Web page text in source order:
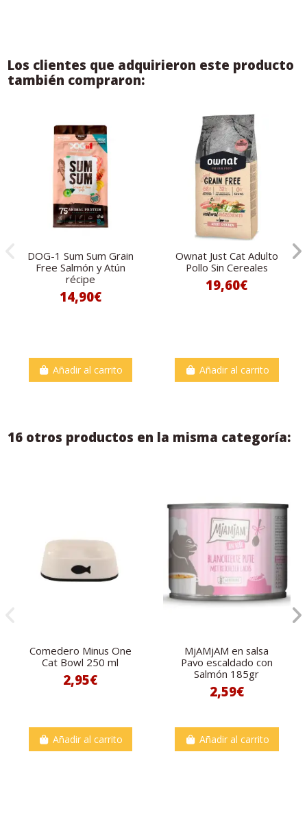
Los clientes que adquirieron este producto
también compraron:
DOG-1 Sum Sum Grain
Free Salmón y Atún
récipe
14,90€
Añadir al carrito
Ownat Just Cat Adulto
Pollo Sin Cereales
19,60€
Añadir al carrito
16 otros productos en la misma categoría:
Comedero Minus One
Cat Bowl 250 ml
2,95€
Añadir al carrito
MjAMjAM en salsa
Pavo escaldado con
Salmón 185gr
2,59€
Añadir al carrito